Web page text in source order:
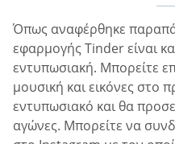
Όπως αναφέρθηκε
εφαρμογής Tinder είναι
εντυπωσιακή. Μπορείτε
μουσική και εικόνες στο
εντυπωσιακό και θα
αγώνες. Μπορείτε να